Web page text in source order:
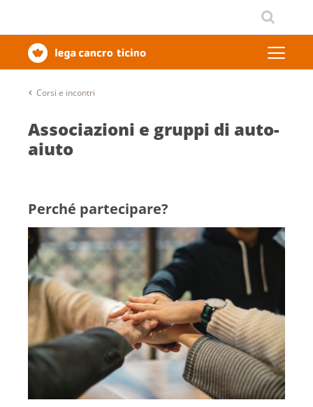
Corsi e incontri
Associazioni e gruppi di auto-
aiuto
Perché partecipare?